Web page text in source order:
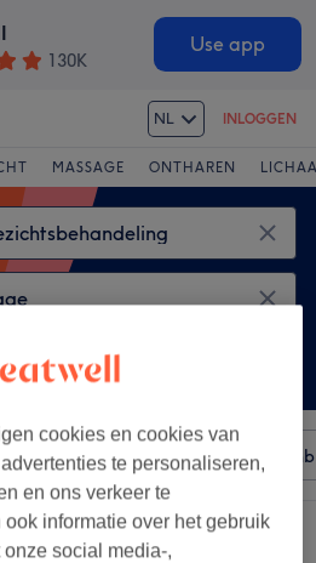
130K
Use app
NL INLOGGEN
MASSAGE ONTHAREN
Merken Salons
in de buurt van Magdalena,
cookies en cookies van
te personaliseren,
en ons verkeer te
informatie over het gebruik
social media-,